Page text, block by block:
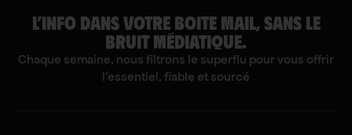
L’INFO DANS VOTRE BOITE MAIL, SANS LE
BRUIT MÉDIATIQUE.
Chaque semaine, nous filtrons le superflu pour vous offrir
l'essentiel, fiable et sourcé